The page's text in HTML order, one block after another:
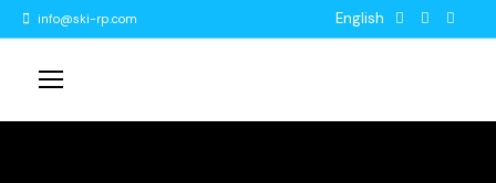
info@ski-rp.com English